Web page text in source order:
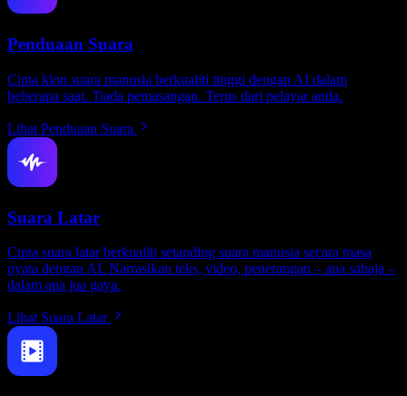
Penduaan Suara
Cipta klon suara manusia berkualiti tinggi dengan AI dalam
beberapa saat. Tiada pemasangan. Terus dari pelayar anda.
Lihat Penduaan Suara
Suara Latar
Cipta suara latar berkualiti setanding suara manusia secara masa
nyata dengan AI. Narrasikan teks, video, penerangan – apa sahaja –
dalam apa jua gaya.
Lihat Suara Latar